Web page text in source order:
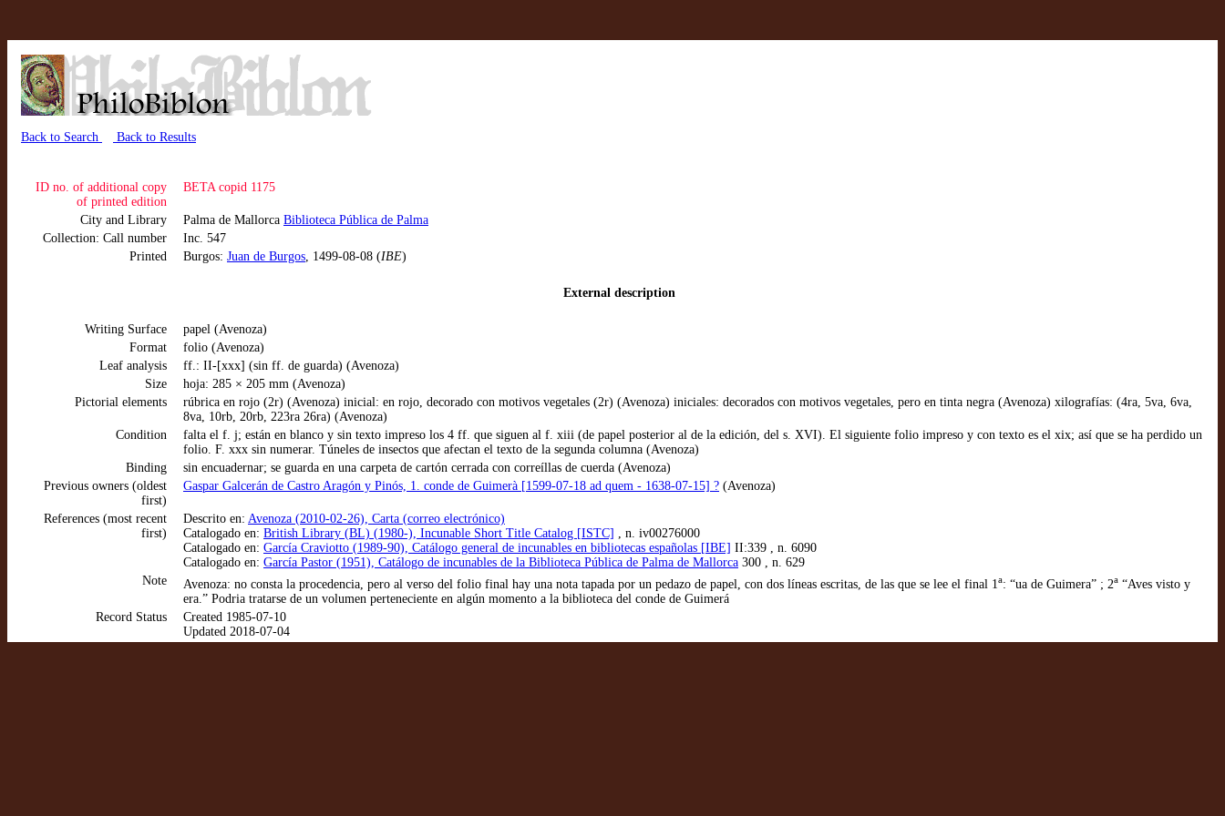
Back to Search Back to Results
ID no. of additional copy
of printed edition
BETA copid 1175
City and Library Palma de Mallorca Biblioteca Pública de Palma
Collection: Call number
Inc. 547
Printed
Burgos: Juan de Burgos, 1499-08-08 (IBE)
External description
Writing Surface
papel (Avenoza)
Format
folio (Avenoza)
Leaf analysis
ff.: II-[xxx] (sin ff. de guarda) (Avenoza)
Size
hoja: 285 × 205 mm (Avenoza)
Pictorial elements
rúbrica en rojo (2r) (Avenoza) inicial: en rojo, decorado con motivos vegetales (2r) (Avenoza) iniciales: decorados con motivos vegetales, pero en tinta negra (Avenoza) xilografías: (4ra, 5va, 6va,
8va, 10rb, 20rb, 223ra 26ra) (Avenoza)
Condition
falta el f. j; están en blanco y sin texto impreso los 4 ff. que siguen al f. xiii (de papel posterior al de la edición, del s. XVI). El siguiente folio impreso y con texto es el xix; así que se ha perdido un
folio. F. xxx sin numerar. Túneles de insectos que afectan el texto de la segunda columna (Avenoza)
Binding
sin encuadernar; se guarda en una carpeta de cartón cerrada con correíllas de cuerda (Avenoza)
Previous owners (oldest
first)
Gaspar Galcerán de Castro Aragón y Pinós, 1. conde de Guimerà [1599-07-18 ad quem - 1638-07-15] ? (Avenoza)
References (most recent
first)
Descrito en: Avenoza (2010-02-26), Carta (correo electrónico)
Catalogado en: British Library (BL) (1980-), Incunable Short Title Catalog [ISTC] , n. iv00276000
Catalogado en: García Craviotto (1989-90), Catálogo general de incunables en bibliotecas españolas [IBE] II:339 , n. 6090
Catalogado en: García Pastor (1951), Catálogo de incunables de la Biblioteca Pública de Palma de Mallorca 300 , n. 629
Note
Avenoza: no consta la procedencia, pero al verso del folio final hay una nota tapada por un pedazo de papel, con dos líneas escritas, de las que se lee el final 1a: “ua de Guimera” ; 2a “Aves visto y
era.” Podria tratarse de un volumen perteneciente en algún momento a la biblioteca del conde de Guimerá
Record Status
Created 1985-07-10
Updated 2018-07-04